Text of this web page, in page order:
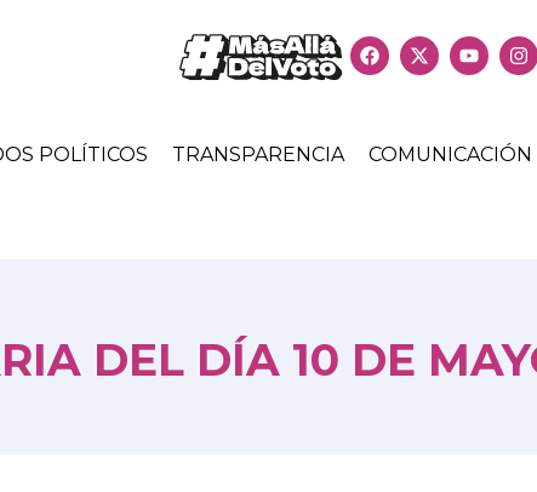
POLÍTICOS TRANSPARENCIA COMUNICACIÓN
DEL DÍA 10 DE